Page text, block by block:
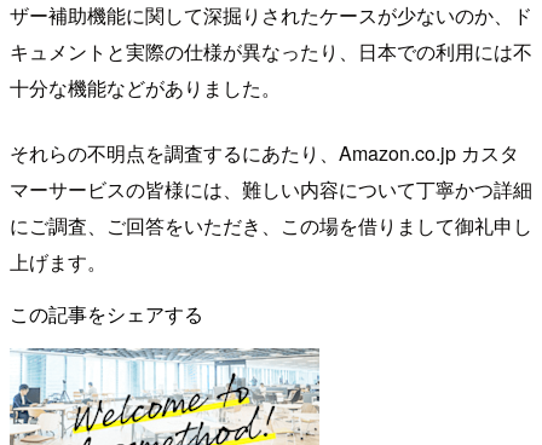
ザー補助機能に関して深掘りされたケースが少ないのか、ド
キュメントと実際の仕様が異なったり、日本での利用には不
十分な機能などがありました。
それらの不明点を調査するにあたり、Amazon.co.jp カスタ
マーサービスの皆様には、難しい内容について丁寧かつ詳細
にご調査、ご回答をいただき、この場を借りまして御礼申し
上げます。
この記事をシェアする